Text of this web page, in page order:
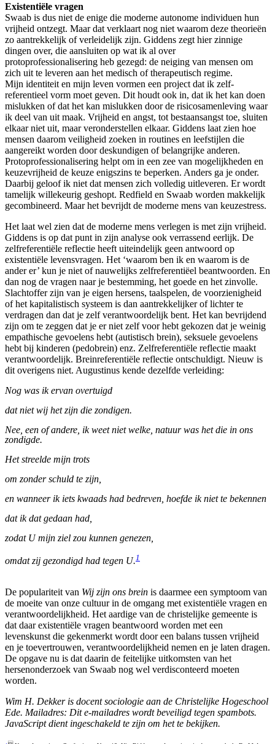
Existentiële vragen
Swaab is dus niet de enige die moderne autonome individuen hun
vrijheid ontzegt. Maar dat verklaart nog niet waarom deze theorieën
zo aantrekkelijk of verleidelijk zijn. Giddens zegt hier zinnige
dingen over, die aansluiten op wat ik al over
protoprofessionalisering heb gezegd: de neiging van mensen om
zich uit te leveren aan het medisch of therapeutisch regime.
Mijn identiteit en mijn leven vormen een project dat ik zelf-
referentieel vorm moet geven. Dit houdt ook in, dat ik het kan doen
mislukken of dat het kan mislukken door de risicosamenleving waar
ik deel van uit maak. Vrijheid en angst, tot bestaansangst toe, sluiten
elkaar niet uit, maar veronderstellen elkaar. Giddens laat zien hoe
mensen daarom veiligheid zoeken in routines en leefstijlen die
aangereikt worden door deskundigen of belangrijke anderen.
Protoprofessionalisering helpt om in een zee van mogelijkheden en
keuzevrijheid de keuze enigszins te beperken. Anders ga je onder.
Daarbij geloof ik niet dat mensen zich volledig uitleveren. Er wordt
tamelijk willekeurig geshopt. Redfield en Swaab worden makkelijk
gecombineerd. Maar het bevrijdt de moderne mens van keuzestress.
Het laat wel zien dat de moderne mens verlegen is met zijn vrijheid.
Giddens is op dat punt in zijn analyse ook verrassend eerlijk. De
zelfreferentiële reflectie heeft uiteindelijk geen antwoord op
existentiële levensvragen. Het ‘waarom ben ik en waarom is de
ander er’ kun je niet of nauwelijks zelfreferentiëel beantwoorden. En
dan nog de vragen naar je bestemming, het goede en het zinvolle.
Slachtoffer zijn van je eigen hersens, taalspelen, de voorzienigheid
of het kapitalistisch systeem is dan aantrekkelijker of lichter te
verdragen dan dat je zelf verantwoordelijk bent. Het kan bevrijdend
zijn om te zeggen dat je er niet zelf voor hebt gekozen dat je weinig
empathische gevoelens hebt (autistisch brein), seksuele gevoelens
hebt bij kinderen (pedobrein) enz. Zelfreferentiële reflectie maakt
verantwoordelijk. Breinreferentiële reflectie ontschuldigt. Nieuw is
dit overigens niet. Augustinus kende dezelfde verleiding:
Nog was ik ervan overtuigd
dat niet wij het zijn die zondigen.
Nee, een of andere, ik weet niet welke, natuur was het die in ons
zondigde.
Het streelde mijn trots
om zonder schuld te zijn,
en wanneer ik iets kwaads had bedreven, hoefde ik niet te bekennen
dat ik dat gedaan had,
zodat U mijn ziel zou kunnen genezen,
omdat zij gezondigd had tegen U.1
De populariteit van Wij zijn ons brein is daarmee een symptoom van
de moeite van onze cultuur in de omgang met existentiële vragen en
verantwoordelijkheid. Het aardige van de christelijke gemeente is
dat daar existentiële vragen beantwoord worden met een
levenskunst die gekenmerkt wordt door een balans tussen vrijheid
en je toevertrouwen, verantwoordelijkheid nemen en je laten dragen.
De opgave nu is dat daarin de feitelijke uitkomsten van het
hersenonderzoek van Swaab nog wel verdisconteerd moeten
worden.
Wim H. Dekker is docent sociologie aan de Christelijke Hogeschool
Ede. Mailadres: Dit e-mailadres wordt beveiligd tegen spambots.
JavaScript dient ingeschakeld te zijn om het te bekijken.